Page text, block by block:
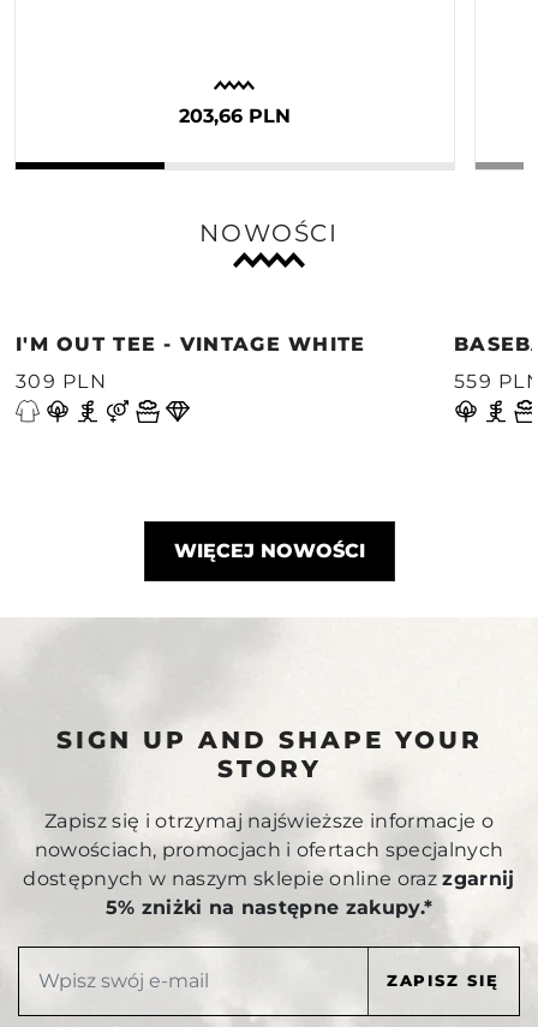
203,66 PLN
NOWOŚCI
I'M OUT TEE - VINTAGE WHITE
309 PLN
559
WIĘCEJ NOWOŚCI
SIGN UP AND SHAPE YOUR
STORY
Zapisz się i otrzymaj najświeższe informacje o
nowościach, promocjach i ofertach specjalnych
dostępnych w naszym sklepie online orazzgarnij
5% zniżki na następne zakupy.*